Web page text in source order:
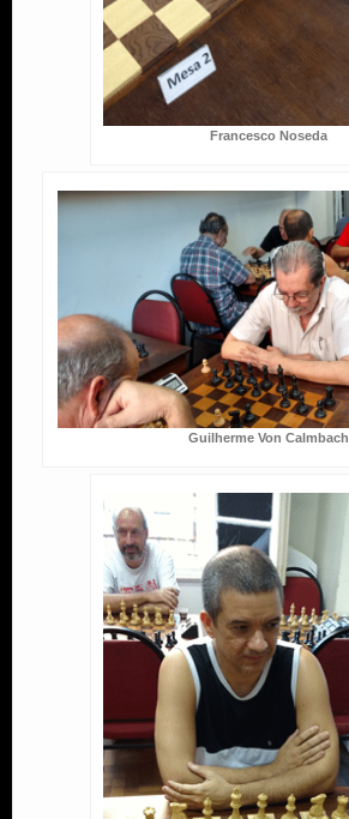
Francesco Noseda
Guilherme Von Calmbach